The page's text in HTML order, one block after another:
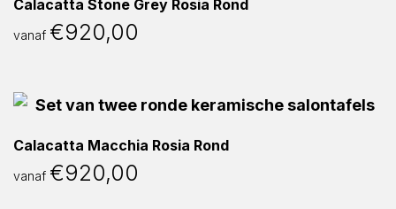
Calacatta Stone Grey Rosia Rond
vanaf €920,00
Calacatta Macchia Rosia Rond
vanaf €920,00